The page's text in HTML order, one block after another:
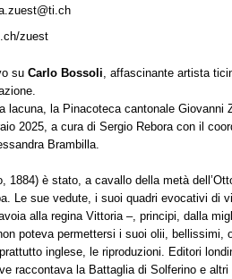
zuest
su Carlo Bossoli , affascinante artista
lacuna, la Pinacoteca cantonale Giovanni
2025, a cura di Sergio Rebora con il
Brambilla.
1884) è stato, a cavallo della metà
Le sue vedute, i suoi quadri evocativi di
alla regina Vittoria –, principi, dalla
poteva permettersi i suoi olii, bellissimi,
inglese, le riproduzioni. Editori
raccontava la Battaglia di Solferino e